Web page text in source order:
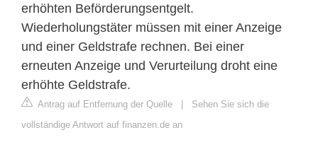
erhöhten Beförderungsentgelt.
Wiederholungstäter müssen mit einer Anzeige
und einer Geldstrafe rechnen. Bei einer
erneuten Anzeige und Verurteilung droht eine
erhöhte Geldstrafe.
Antrag auf Entfernung der Quelle
Sehen Sie sich die
vollständige Antwort auf finanzen.de an